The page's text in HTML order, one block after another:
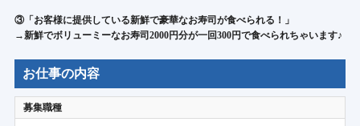
③「お客様に提供している新鮮で豪華なお寿司が食べられる！」
→新鮮でボリューミーなお寿司2000円分が一回300円で食べられちゃいます♪
お仕事の内容
募集職種